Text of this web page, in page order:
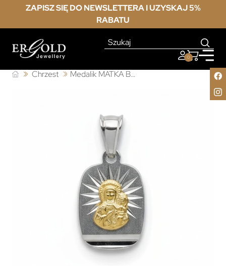
ZAPISZ SIĘ DO NEWSLETTERA I UZYSKAJ 5%
RABATU
0
Chrzest Medalik MATKA BOSKA dwa kolory próba 925 Komunia Chrzest